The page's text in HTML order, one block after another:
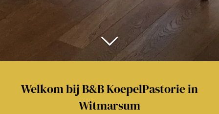
Welkom bij B&B KoepelPastorie in
Witmarsum